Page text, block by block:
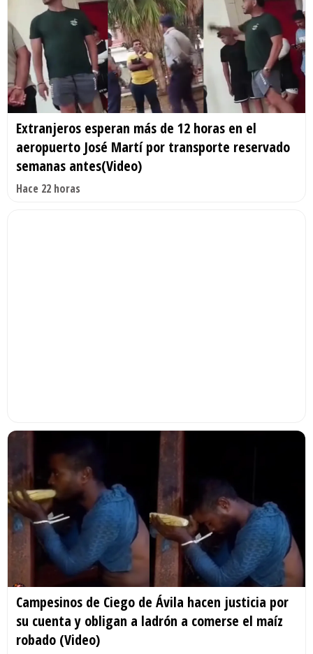
Extranjeros esperan más de 12 horas en el
aeropuerto José Martí por transporte reservado
semanas antes(Video)
Hace 22 horas
Campesinos de Ciego de Ávila hacen justicia por
su cuenta y obligan a ladrón a comerse el maíz
robado (Video)